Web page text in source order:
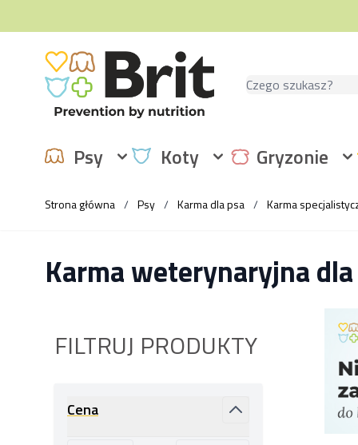
Przejdź do treści
Szukaj
Psy Koty Gryzonie
Strona główna / Psy / Karma dla psa / Karma
Karma weterynaryjna
FILTRUJ PRODUKTY
Cena